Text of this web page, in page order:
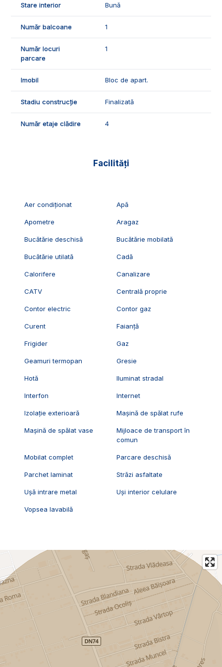
ID Exclusiv - 3087719
Stare interior Bună
Număr balcoane 1
Număr locuri
parcare
1
Imobil Bloc de apart.
Stadiu construcție Finalizată
Număr etaje clădire 4
Facilități
Aer condiționat Apă
Apometre Aragaz
Bucătărie deschisă Bucătărie mobilată
Bucătărie utilată Cadă
Calorifere Canalizare
CATV Centrală proprie
Contor electric Contor gaz
Curent Faianță
Frigider Gaz
Geamuri termopan Gresie
Hotă Iluminat stradal
Interfon Internet
Izolație exterioară Mașină de spălat rufe
Mașină de spălat vase
Mijloace de transport în
comun
Mobilat complet Parcare deschisă
Parchet laminat Străzi asfaltate
Ușă intrare metal Uși interior celulare
Vopsea lavabilă